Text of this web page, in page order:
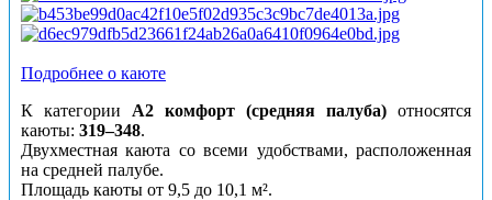
Подробнее о каюте
К категории А2 комфорт (средняя палуба) относятся
каюты: 319–348.
Двухместная каюта со всеми удобствами, расположенная
на средней палубе.
Площадь каюты от 9,5 до 10,1 м².